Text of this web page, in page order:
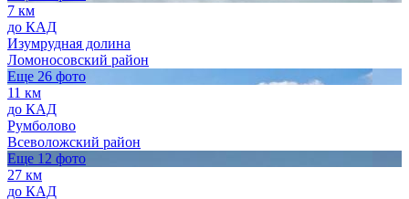
7 км
до КАД
Изумрудная долина
Ломоносовский район
Еще 26 фото
11 км
до КАД
Румболово
Всеволожский район
Еще 12 фото
27 км
до КАД